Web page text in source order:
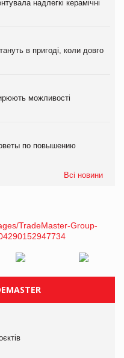
надлегкі керамічні
в пригоді, коли довго
можливості
по повышению
Всі новини